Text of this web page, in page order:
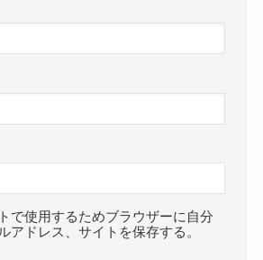
で使用するためブラウザーに自分
アドレス、サイトを保存する。